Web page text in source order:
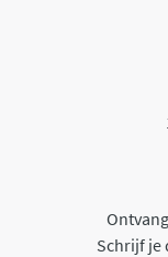
Schrijf je